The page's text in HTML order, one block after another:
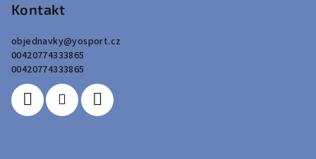
Kontakt
objednavky@yosport.cz
00420774333865
00420774333865